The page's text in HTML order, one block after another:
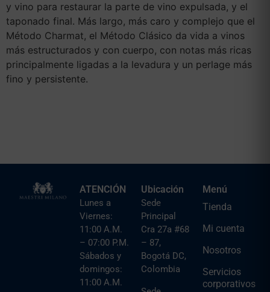
y vino para restaurar la parte de vino expulsada, y el
taponado final. Más largo, más caro y complejo que el
Método Charmat, el Método Clásico da vida a vinos
más estructurados y con cuerpo, con notas más ricas
principalmente ligadas a la levadura y un perlage más
fino y persistente.
ATENCIÓN
Lunes a
Viernes:
11:00 A.M.
– 07:00 P.M.
Sábados y
domingos:
11:00 A.M.
Ubicación
Sede
Principal
Cra 27a #68
– 87,
Bogotá DC,
Colombia
Menú
Tienda
Mi cuenta
Nosotros
Servicios
corporativos